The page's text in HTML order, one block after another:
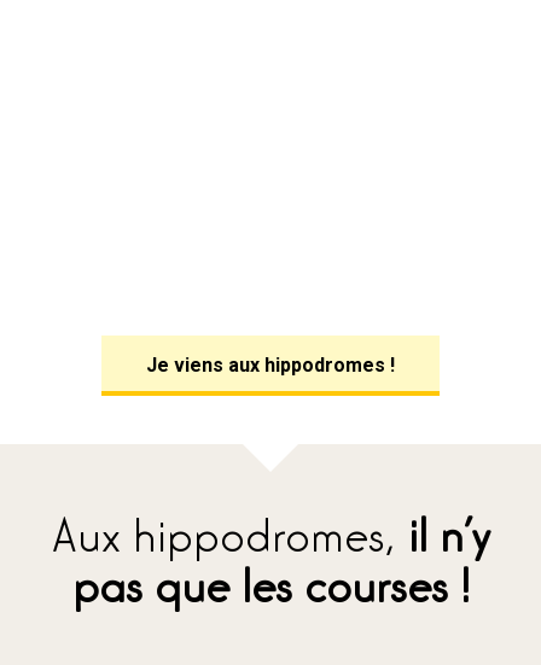
Je viens aux hippodromes !
Aux hippodromes, il n’y
pas que les courses !